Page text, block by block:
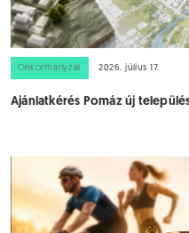
Önkormányzat 2026. július 17.
Ajánlatkérés Pomáz új